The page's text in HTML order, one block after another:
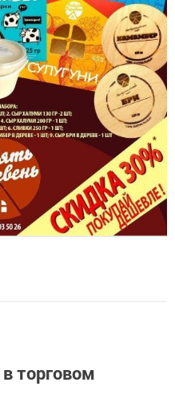
торговом